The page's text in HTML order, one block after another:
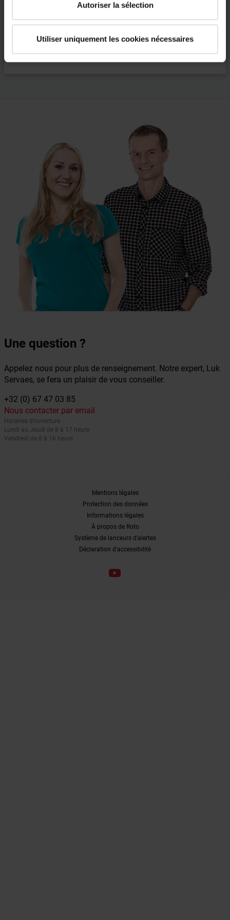
Autoriser la sélection
Utiliser uniquement les cookies nécessaires
Règlement REACH
En savoir plus
Une question ?
Appelez nous pour plus de renseignement. Notre expert, Luk
Servaes, se fera un plaisir de vous conseiller.
+32 (0) 67 47 03 85
Nous contacter par email
Horaires d'ouverture
Lundi au Jeudi de 8 à 17 heure
Vendredi de 8 à 16 heure
Mentions légales
Protection des données
Informations légales
À propos de Roto
Système de lanceurs d’alertes
Déclaration d’accessibilité